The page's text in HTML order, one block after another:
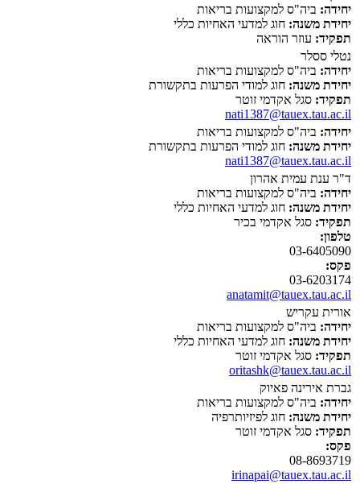
יחידה: ביה"ס למקצועות בריאות
יחידת משנה: חוג למדעי האחיות כללי
תפקיד: עוזר הוראה
נטלי ססלר
יחידה: ביה"ס למקצועות בריאות
יחידת משנה: חוג למודי הפרעות בתקשורת
תפקיד: סגל אקדמי זוטר
nati1387@tauex.tau.ac.il
יחידה: ביה"ס למקצועות בריאות
יחידת משנה: חוג למודי הפרעות בתקשורת
nati1387@tauex.tau.ac.il
ד"ר ענת עמית אהרון
יחידה: ביה"ס למקצועות בריאות
יחידת משנה: חוג למדעי האחיות כללי
תפקיד: סגל אקדמי בכיר
טלפון:
03-6405090
פקס:
03-6203174
anatamit@tauex.tau.ac.il
אורית עקריש
יחידה: ביה"ס למקצועות בריאות
יחידת משנה: חוג למדעי האחיות כללי
תפקיד: סגל אקדמי זוטר
oritashk@tauex.tau.ac.il
גברת אירינה פאיוק
יחידה: ביה"ס למקצועות בריאות
יחידת משנה: חוג לפיזיותרפיה
תפקיד: סגל אקדמי זוטר
פקס:
08-8693719
irinapai@tauex.tau.ac.il